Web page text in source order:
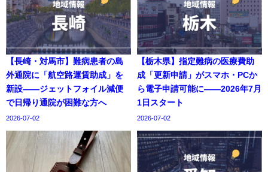
【長崎・対馬市】難病患者の島
外通院に「航空路運賃助成」を
新設——ジェットフォイル減便
で日帰り通院が困難な方へ
2026-07-02
【栃木県】指定難病の医療費助
成「更新申請」がスマホ・PCか
ら電子申請可能に——2026年7月
1日スタート
2026-07-02